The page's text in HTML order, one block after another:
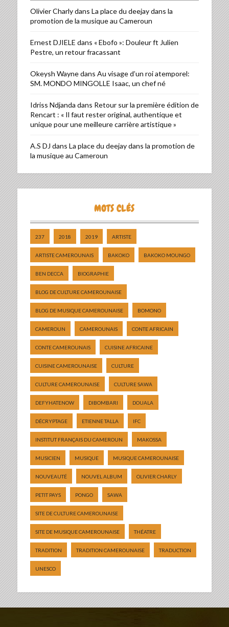
Olivier Charlydans La place du deejay dans la
promotion de la musique au Cameroun
Ernest DJIELE dans « Ebofo »: Douleur ft Julien
Pestre, un retour fracassant
Okeysh Waynedans Au visage d’un roi atemporel:
SM. MONDO MINGOLLE Isaac, un chef né
Idriss Ndjanda dans Retour sur la première édition de
Rencart : « Il faut rester original, authentique et
unique pour une meilleure carrière artistique »
A.S DJ dans La place du deejay dans la promotion de
la musique au Cameroun
MOTS CLÉS
237 2018 2019 ARTISTE
ARTISTE CAMEROUNAIS BAKOKO BAKOKO MOUNGO
BEN DECCA BIOGRAPHIE
BLOG DE CULTURE CAMEROUNAISE
BLOG DE MUSIQUE CAMEROUNAISE BOMONO
CAMEROUN CAMEROUNAIS CONTE AFRICAIN
CONTE CAMEROUNAIS CUISINE AFRICAINE
CUISINE CAMEROUNAISE CULTURE
CULTURE CAMEROUNAISE CULTURE SAWA
DEFYHATENOW DIBOMBARI DOUALA
DÉCRYPTAGE ETIENNE TALLA IFC
INSTITUT FRANÇAIS DU CAMEROUN MAKOSSA
MUSICIEN MUSIQUE MUSIQUE CAMEROUNAISE
NOUVEAUTÉ NOUVEL ALBUM OLIVIER CHARLY
PETIT PAYS PONGO SAWA
SITE DE CULTURE CAMEROUNAISE
SITE DE MUSIQUE CAMEROUNAISE THÉATRE
TRADITION TRADITION CAMEROUNAISE TRADUCTION
UNESCO